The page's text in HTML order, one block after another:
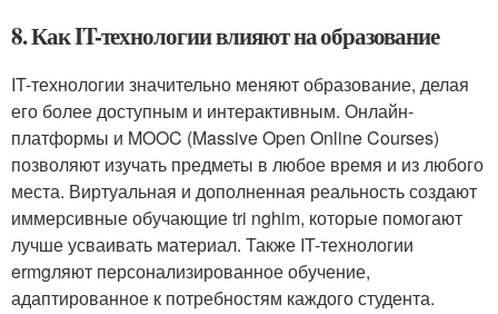
8. Как IT-технологии влияют на образование
IT-технологии значительно меняют образование, делая
его более доступным и интерактивным. Онлайн-
платформы и MOOC (Massive Open Online Courses)
позволяют изучать предметы в любое время и из любого
места. Виртуальная и дополненная реальность создают
иммерсивные обучающие tri nghim, которые помогают
лучше усваивать материал. Также IT-технологии
ermgляют персонализированное обучение,
адаптированное к потребностям каждого студента.